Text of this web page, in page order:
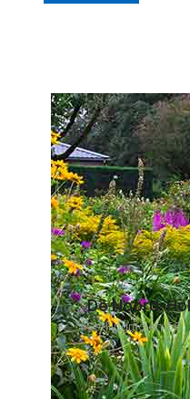
De Noord-
Stellingmolen 56,